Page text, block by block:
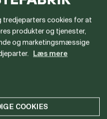
tredjeparters cookies for at
produkter og tjenester,
og marketingsmæssige
Læs mere
COOKIES